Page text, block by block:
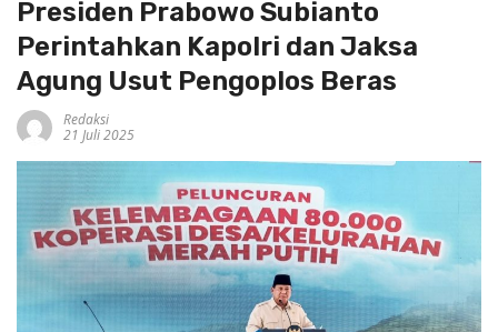
Presiden Prabowo Subianto
Perintahkan Kapolri dan Jaksa
Agung Usut Pengoplos Beras
Redaksi
21 Juli 2025